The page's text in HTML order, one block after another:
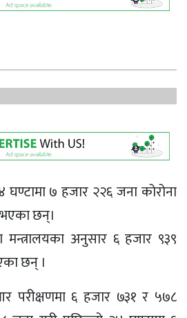
घण्टामा ७ हजार २२६ जना कोरोना
छन्।
अनुसार ६ हजार ९३९
छन् ।
परीक्षणमा ६ हजार ७३१ र ५७८